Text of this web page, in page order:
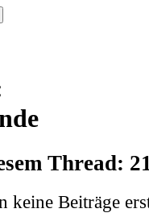
Thread:
keine Beiträge